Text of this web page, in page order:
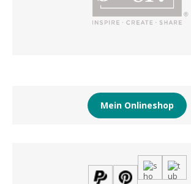
Mein Onlineshop